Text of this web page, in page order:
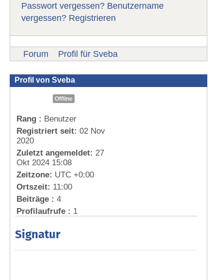
Passwort vergessen? Benutzername
vergessen? Registrieren
Forum Profil für Sveba
Profil von Sveba
Offline
Rang : Benutzer
Registriert seit: 02 Nov
2020
Zuletzt angemeldet: 27
Okt 2024 15:08
Zeitzone: UTC +0:00
Ortszeit: 11:00
Beiträge : 4
Profilaufrufe : 1
Signatur